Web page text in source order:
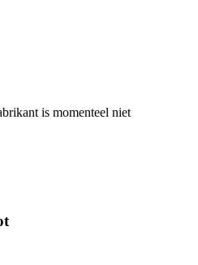
is momenteel niet